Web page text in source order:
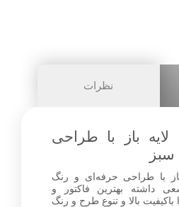
0
نظرات
باز با طراحی
با طراحی حرفه‌ای و رنگ
داشته بهترین فاکتور و
بالا و تنوع طرح و رنگ